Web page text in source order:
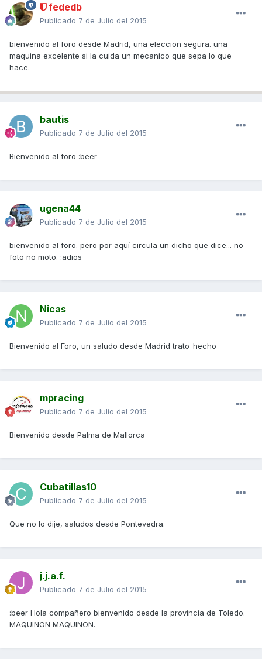
fededb
Publicado 7 de Julio del 2015
bienvenido al foro desde Madrid, una eleccion segura. una
maquina excelente si la cuida un mecanico que sepa lo que
hace.
bautis
Publicado 7 de Julio del 2015
Bienvenido al foro :beer
ugena44
Publicado 7 de Julio del 2015
bienvenido al foro. pero por aquí circula un dicho que dice... no
foto no moto. :adios
Nicas
Publicado 7 de Julio del 2015
Bienvenido al Foro, un saludo desde Madrid trato_hecho
mpracing
Publicado 7 de Julio del 2015
Bienvenido desde Palma de Mallorca
Cubatillas10
Publicado 7 de Julio del 2015
Que no lo dije, saludos desde Pontevedra.
j.j.a.f.
Publicado 7 de Julio del 2015
:beer Hola compañero bienvenido desde la provincia de Toledo.
MAQUINON MAQUINON.